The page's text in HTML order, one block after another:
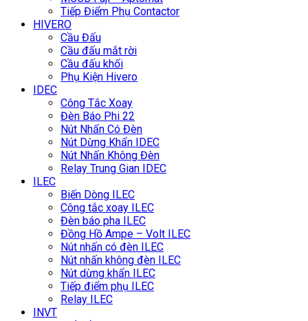
Tiếp Điểm Phụ Contactor
HIVERO
Cầu Đấu
Cầu đấu mắt rời
Cầu đấu khối
Phụ Kiện Hivero
IDEC
Công Tắc Xoay
Đèn Báo Phi 22
Nút Nhấn Có Đèn
Nút Dừng Khẩn IDEC
Nút Nhấn Không Đèn
Relay Trung Gian IDEC
ILEC
Biến Dòng ILEC
Công tắc xoay ILEC
Đèn báo pha ILEC
Đồng Hồ Ampe – Volt ILEC
Nút nhấn có đèn ILEC
Nút nhấn không đèn ILEC
Nút dừng khẩn ILEC
Tiếp điểm phụ ILEC
Relay ILEC
INVT